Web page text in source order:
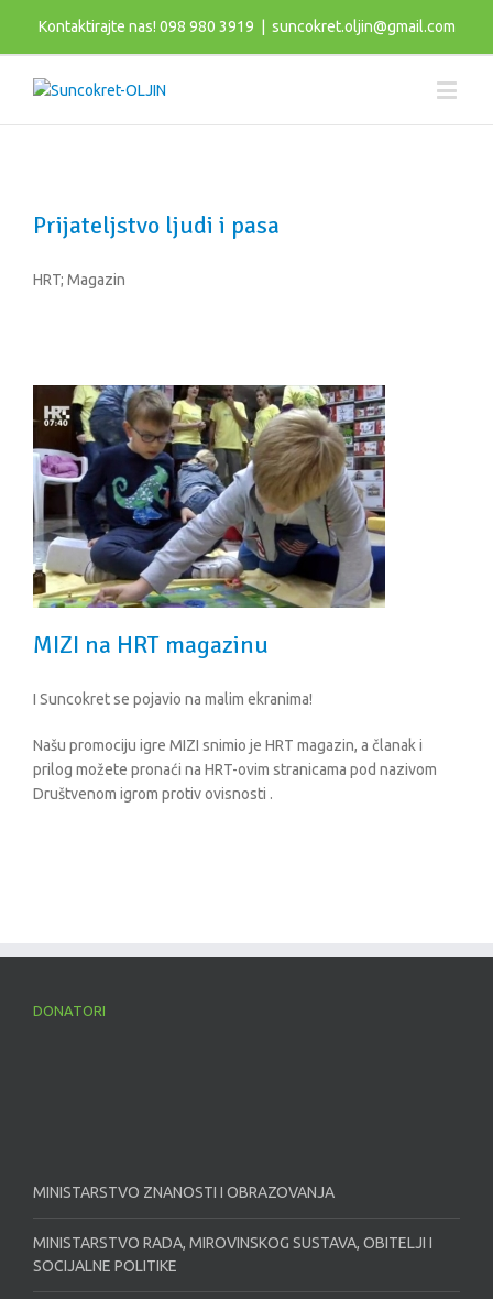
Kontaktirajte nas! 098 980 3919 suncokret.oljin@gmail.com
Prijateljstvo ljudi i pasa
HRT; Magazin
MIZI na HRT magazinu
I Suncokret se pojavio na malim ekranima!
Našu promociju igre MIZI snimio je HRT magazin, a članak i
prilog možete pronaći na HRT-ovim stranicama pod nazivom
Društvenom igrom protiv ovisnosti .
DONATORI
MINISTARSTVO ZNANOSTI I OBRAZOVANJA
MINISTARSTVO RADA, MIROVINSKOG SUSTAVA, OBITELJI I
SOCIJALNE POLITIKE